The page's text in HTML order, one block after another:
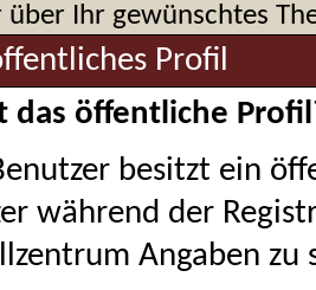
Ihr gewünschtes
Profil
das öffentliche
besitzt ein
während der
Angaben zu